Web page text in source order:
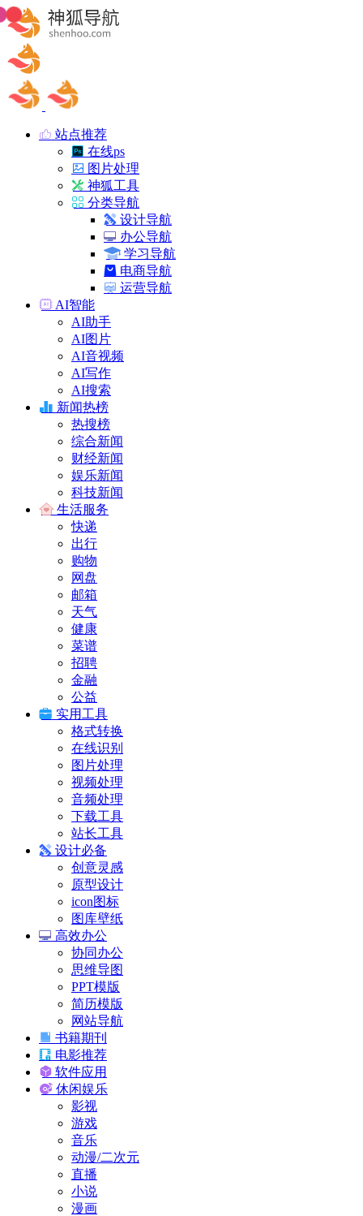
站点推荐
在线ps
图片处理
神狐工具
分类导航
设计导航
办公导航
学习导航
电商导航
运营导航
AI智能
AI助手
AI图片
AI音视频
AI写作
AI搜索
新闻热榜
热搜榜
综合新闻
财经新闻
娱乐新闻
科技新闻
生活服务
快递
出行
购物
网盘
邮箱
天气
健康
菜谱
招聘
金融
公益
实用工具
格式转换
在线识别
图片处理
视频处理
音频处理
下载工具
站长工具
设计必备
创意灵感
原型设计
icon图标
图库壁纸
高效办公
协同办公
思维导图
PPT模版
简历模版
网站导航
书籍期刊
电影推荐
软件应用
休闲娱乐
影视
游戏
音乐
动漫/二次元
直播
小说
漫画